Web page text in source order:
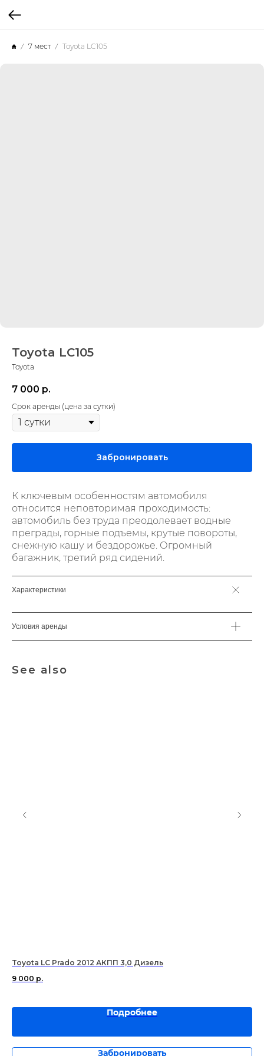
7 мест Toyota LC105
Toyota LC105
Toyota
7 000 р.
Срок аренды (цена за сутки)
Забронировать
К ключевым особенностям автомобиля
относится неповторимая проходимость:
автомобиль без труда преодолевает водные
преграды, горные подъемы, крутые повороты,
снежную кашу и бездорожье. Огромный
багажник, третий ряд сидений.
Характеристики
Условия аренды
See also
Toyota LC Prado 2012 АКПП 3,0 Дизель
9 000 р.
Подробнее
Забронировать